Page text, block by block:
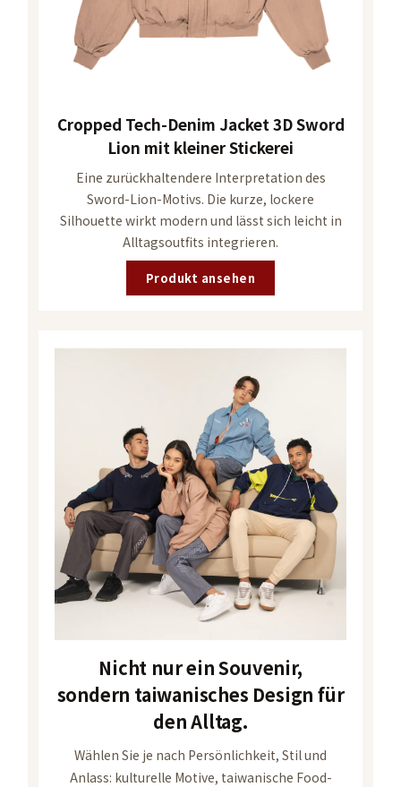
Cropped Tech-Denim Jacket 3D Sword
Lion mit kleiner Stickerei
Eine zurückhaltendere Interpretation des
Sword-Lion-Motivs. Die kurze, lockere
Silhouette wirkt modern und lässt sich leicht in
Alltagsoutfits integrieren.
Produkt ansehen
Nicht nur ein Souvenir,
sondern taiwanisches Design für
den Alltag.
Wählen Sie je nach Persönlichkeit, Stil und
Anlass: kulturelle Motive, taiwanische Food-